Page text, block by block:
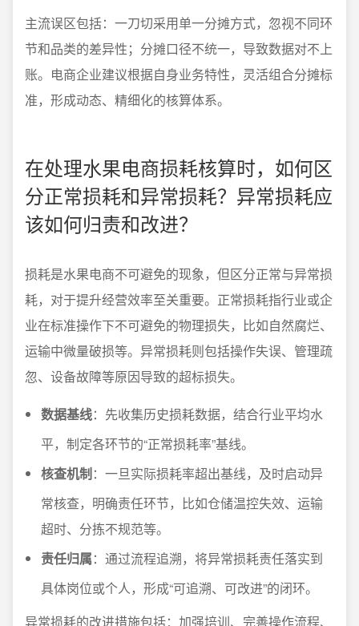
主流误区包括：一刀切采用单一分摊方式，忽视不同环
节和品类的差异性；分摊口径不统一，导致数据对不上
账。电商企业建议根据自身业务特性，灵活组合分摊标
准，形成动态、精细化的核算体系。
在处理水果电商损耗核算时，如何区
分正常损耗和异常损耗？异常损耗应
该如何归责和改进？
损耗是水果电商不可避免的现象，但区分正常与异常损
耗，对于提升经营效率至关重要。正常损耗指行业或企
业在标准操作下不可避免的物理损失，比如自然腐烂、
运输中微量破损等。异常损耗则包括操作失误、管理疏
忽、设备故障等原因导致的超标损失。
数据基线：先收集历史损耗数据，结合行业平均水
平，制定各环节的“正常损耗率”基线。
核查机制：一旦实际损耗率超出基线，及时启动异
常核查，明确责任环节，比如仓储温控失效、运输
超时、分拣不规范等。
责任归属：通过流程追溯，将异常损耗责任落实到
具体岗位或个人，形成“可追溯、可改进”的闭环。
异常损耗的改进措施包括：加强培训、完善操作流程、